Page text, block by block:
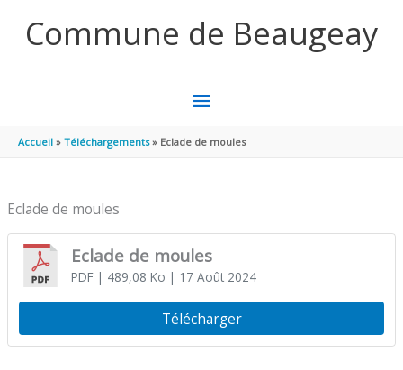
Commune de Beaugeay
MENU
PRINCIPAL
Accueil Téléchargements Eclade de moules
Eclade de moules
Eclade de moules
PDF| 489,08 Ko | 17 Août 2024
Télécharger